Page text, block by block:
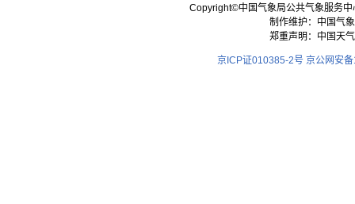
Copyright©中国气象局公共气象服务
制作维护：中国气
郑重声明：中国天
京ICP证010385-2号 京公网安